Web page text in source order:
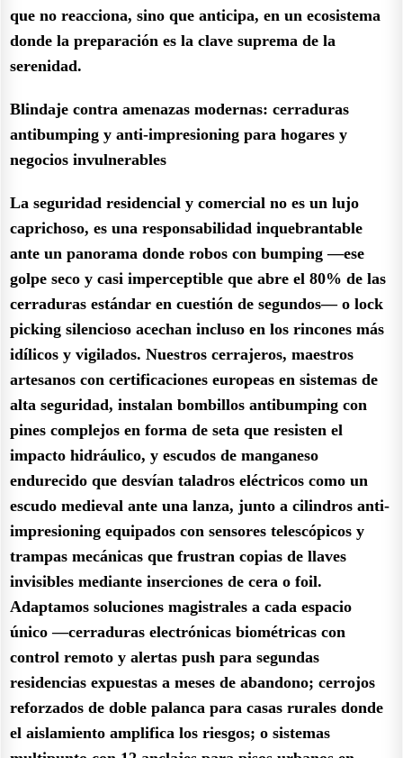
que no reacciona, sino que anticipa, en un ecosistema
donde la preparación es la clave suprema de la
serenidad.
Blindaje contra amenazas modernas: cerraduras
antibumping y anti-impresioning para hogares y
negocios invulnerables
La seguridad residencial y comercial no es un lujo
caprichoso, es una responsabilidad inquebrantable
ante un panorama donde robos con bumping —ese
golpe seco y casi imperceptible que abre el 80% de las
cerraduras estándar en cuestión de segundos— o lock
picking silencioso acechan incluso en los rincones más
idílicos y vigilados. Nuestros cerrajeros, maestros
artesanos con certificaciones europeas en sistemas de
alta seguridad, instalan bombillos antibumping con
pines complejos en forma de seta que resisten el
impacto hidráulico, y escudos de manganeso
endurecido que desvían taladros eléctricos como un
escudo medieval ante una lanza, junto a cilindros anti-
impresioning equipados con sensores telescópicos y
trampas mecánicas que frustran copias de llaves
invisibles mediante inserciones de cera o foil.
Adaptamos soluciones magistrales a cada espacio
único —cerraduras electrónicas biométricas con
control remoto y alertas push para segundas
residencias expuestas a meses de abandono; cerrojos
reforzados de doble palanca para casas rurales donde
el aislamiento amplifica los riesgos; o sistemas